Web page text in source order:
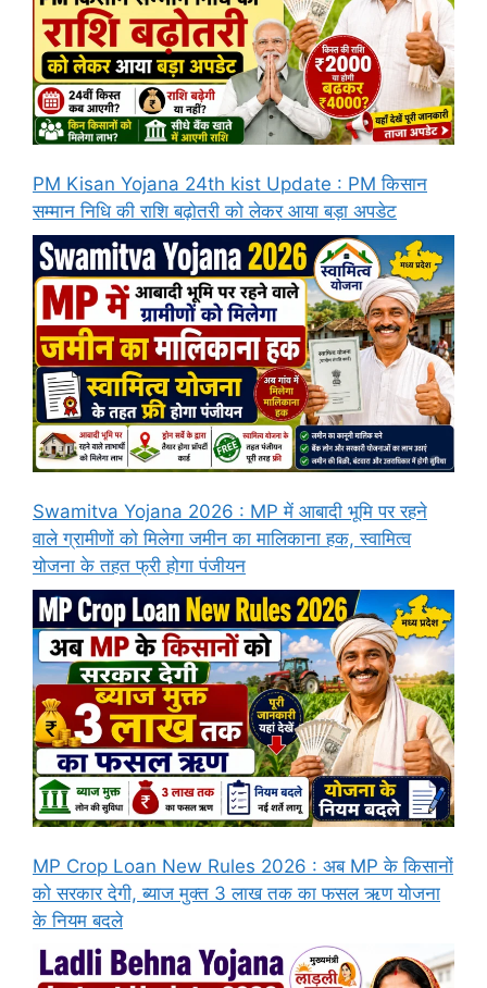
PM Kisan Yojana 24th kist Update : PM किसान
सम्मान निधि की राशि बढ़ोतरी को लेकर आया बड़ा अपडेट
Swamitva Yojana 2026 : MP में आबादी भूमि पर रहने
वाले ग्रामीणों को मिलेगा जमीन का मालिकाना हक, स्वामित्व
योजना के तहत फ्री होगा पंजीयन
MP Crop Loan New Rules 2026 : अब MP के किसानों
को सरकार देगी, ब्याज मुक्त 3 लाख तक का फसल ऋण योजना
के नियम बदले